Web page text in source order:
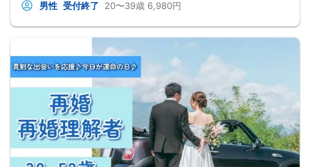
男性 受付終了 20〜39歳 6,980円